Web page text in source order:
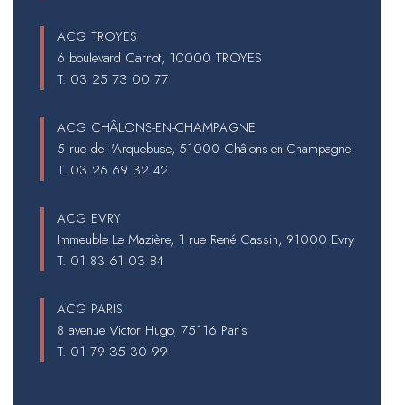
ACG TROYES
6 boulevard Carnot, 10000 TROYES
T. 03 25 73 00 77
ACG CHÂLONS-EN-CHAMPAGNE
5 rue de l'Arquebuse, 51000 Châlons-en-Champagne
T. 03 26 69 32 42
ACG EVRY
Immeuble Le Mazière, 1 rue René Cassin, 91000 Evry
T. 01 83 61 03 84
ACG PARIS
8 avenue Victor Hugo, 75116 Paris
T. 01 79 35 30 99